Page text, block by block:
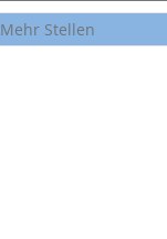
Mehr Stellen